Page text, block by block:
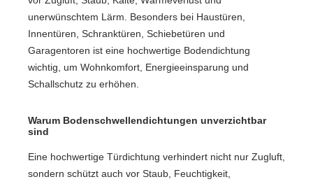
unerwünschtem Lärm. Besonders bei Haustüren,
Innentüren, Schranktüren, Schiebetüren und
Garagentoren ist eine hochwertige Bodendichtung
wichtig, um Wohnkomfort, Energieeinsparung und
Schallschutz zu erhöhen.
Warum Bodenschwellendichtungen unverzichtbar
sind
Eine hochwertige Türdichtung verhindert nicht nur Zugluft,
sondern schützt auch vor Staub, Feuchtigkeit,